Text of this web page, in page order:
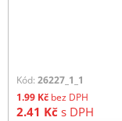
Kód: 26227_1_1
1.99 Kč bez DPH
2.41 Kč s DPH